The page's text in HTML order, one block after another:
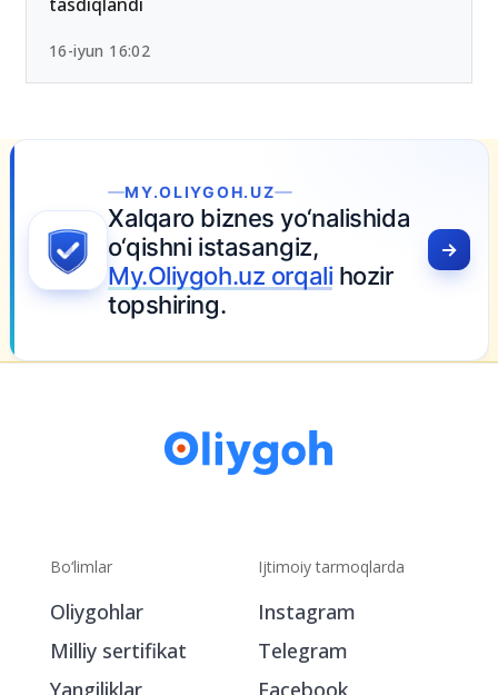
Chet tili sertifikatlari bo‘yicha yangi tartib
tasdiqlandi
yo‘nalishida